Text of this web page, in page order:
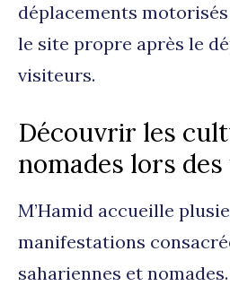
déplacements
le site propre après le
visiteurs.
Découvrir les
nomades lors
M’Hamid accueille
manifestations
sahariennes et nomades.